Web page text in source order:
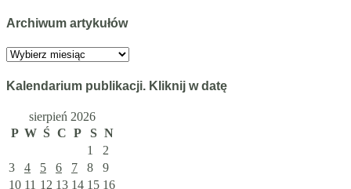
Archiwum artykułów
Archiwum
Kalendarium publikacji. Kliknij w datę
sierpień 2026
P W Ś C P S N
1
2
3
4 5 6 7 8
9
10 11 12 13 14 15 16